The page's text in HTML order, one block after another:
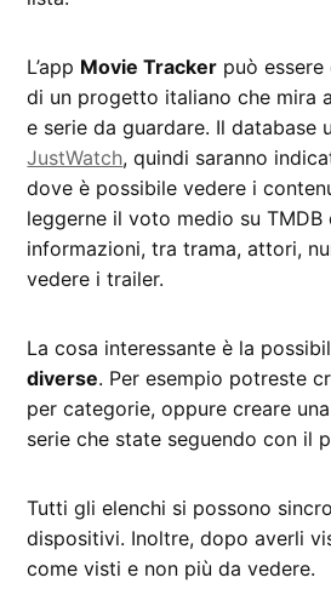
L’app Movie Tracker può
di un progetto italiano che mira
e serie da guardare. Il database
JustWatch, quindi saranno
dove è possibile vedere i
leggerne il voto medio su TMDB
informazioni, tra trama, attori,
vedere i trailer.
La cosa interessante è la
diverse. Per esempio potreste
per categorie, oppure creare
serie che state seguendo con il
Tutti gli elenchi si possono
dispositivi. Inoltre, dopo averli
come visti e non più da vedere.